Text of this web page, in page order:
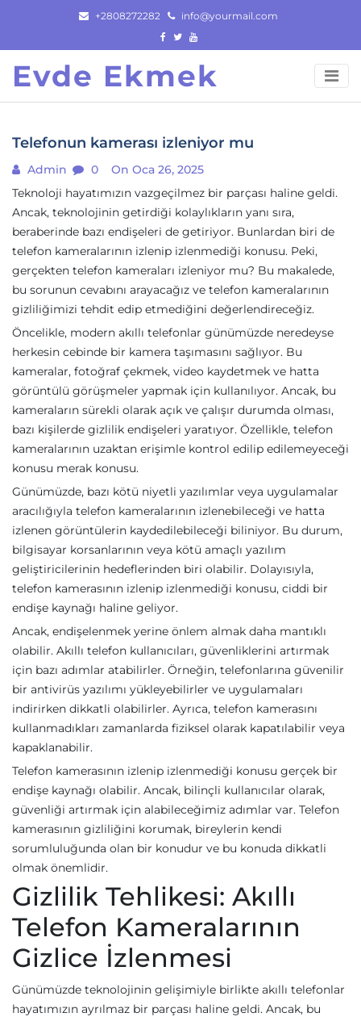
content
+2808272282 info@yourmail.com
Evde Ekmek
Telefonun kamerası izleniyor mu
Admin 0
On Oca 26, 2025
Teknoloji hayatımızın vazgeçilmez bir parçası haline geldi.
Ancak, teknolojinin getirdiği kolaylıkların yanı sıra,
beraberinde bazı endişeleri de getiriyor. Bunlardan biri de
telefon kameralarının izlenip izlenmediği konusu. Peki,
gerçekten telefon kameraları izleniyor mu? Bu makalede,
bu sorunun cevabını arayacağız ve telefon kameralarının
gizliliğimizi tehdit edip etmediğini değerlendireceğiz.
Öncelikle, modern akıllı telefonlar günümüzde neredeyse
herkesin cebinde bir kamera taşımasını sağlıyor. Bu
kameralar, fotoğraf çekmek, video kaydetmek ve hatta
görüntülü görüşmeler yapmak için kullanılıyor. Ancak, bu
kameraların sürekli olarak açık ve çalışır durumda olması,
bazı kişilerde gizlilik endişeleri yaratıyor. Özellikle, telefon
kameralarının uzaktan erişimle kontrol edilip edilemeyeceği
konusu merak konusu.
Günümüzde, bazı kötü niyetli yazılımlar veya uygulamalar
aracılığıyla telefon kameralarının izlenebileceği ve hatta
izlenen görüntülerin kaydedilebileceği biliniyor. Bu durum,
bilgisayar korsanlarının veya kötü amaçlı yazılım
geliştiricilerinin hedeflerinden biri olabilir. Dolayısıyla,
telefon kamerasının izlenip izlenmediği konusu, ciddi bir
endişe kaynağı haline geliyor.
Ancak, endişelenmek yerine önlem almak daha mantıklı
olabilir. Akıllı telefon kullanıcıları, güvenliklerini artırmak
için bazı adımlar atabilirler. Örneğin, telefonlarına güvenilir
bir antivirüs yazılımı yükleyebilirler ve uygulamaları
indirirken dikkatli olabilirler. Ayrıca, telefon kamerasını
kullanmadıkları zamanlarda fiziksel olarak kapatılabilir veya
kapaklanabilir.
Telefon kamerasının izlenip izlenmediği konusu gerçek bir
endişe kaynağı olabilir. Ancak, bilinçli kullanıcılar olarak,
güvenliği artırmak için alabileceğimiz adımlar var. Telefon
kamerasının gizliliğini korumak, bireylerin kendi
sorumluluğunda olan bir konudur ve bu konuda dikkatli
olmak önemlidir.
Gizlilik Tehlikesi: Akıllı
Telefon Kameralarının
Gizlice İzlenmesi
Günümüzde teknolojinin gelişimiyle birlikte akıllı telefonlar
hayatımızın ayrılmaz bir parçası haline geldi. Ancak, bu